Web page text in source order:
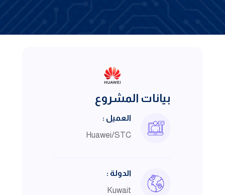
بيانات المشروع
العميل :
Huawei/STC
الدولة :
Kuwait